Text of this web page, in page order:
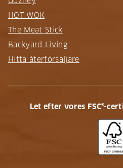
HOT WOK
The Meat Stick
Backyard Living
Hitta återförsäljare
Let efter vores FSC®-